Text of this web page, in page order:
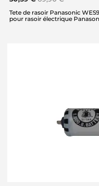
Tete de rasoir Panasonic
pour rasoir électrique